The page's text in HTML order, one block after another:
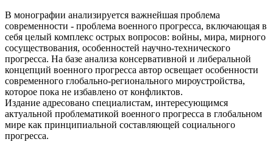
В монографии анализируется важнейшая проблема
современности - проблема военного прогресса, включающая в
себя целый комплекс острых вопросов: войны, мира, мирного
сосуществования, особенностей научно-технического
прогресса. На базе анализа консервативной и либеральной
концепций военного прогресса автор освещает особенности
современного глобально-регионального мироустройства,
которое пока не избавлено от конфликтов.
Издание адресовано специалистам, интересующимся
актуальной проблематикой военного прогресса в глобальном
мире как принципиальной составляющей социального
прогресса.